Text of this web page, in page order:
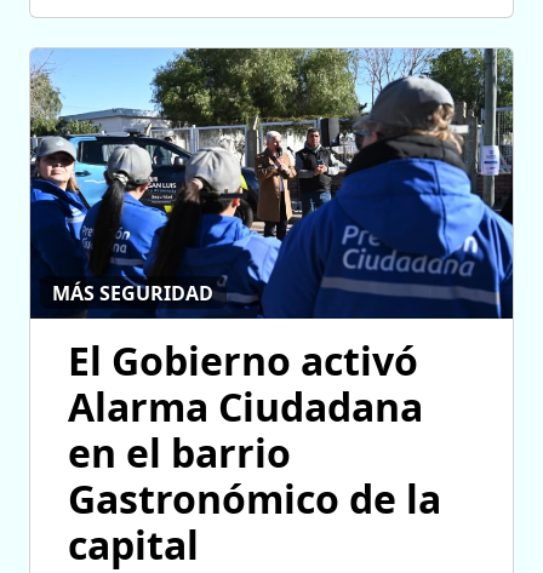
MÁS SEGURIDAD
El Gobierno activó
Alarma Ciudadana
en el barrio
Gastronómico de la
capital